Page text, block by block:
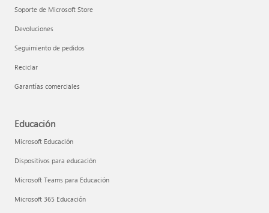
Soporte de Microsoft Store
Devoluciones
Seguimiento de pedidos
Reciclar
Garantías comerciales
Educación
Microsoft Educación
Dispositivos para educación
Microsoft Teams para Educación
Microsoft 365 Educación